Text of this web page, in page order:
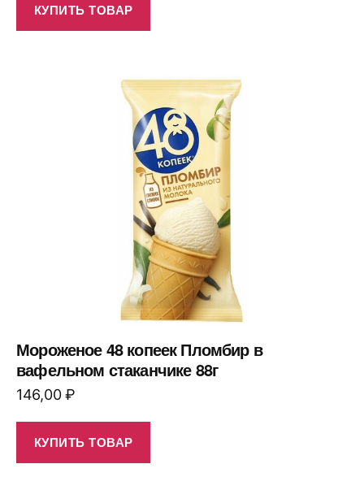
КУПИТЬ ТОВАР
Мороженое 48 копеек Пломбир в
вафельном стаканчике 88г
146,00₽
КУПИТЬ ТОВАР